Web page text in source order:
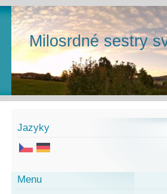
Milosrdné sestry
Jazyky
Menu